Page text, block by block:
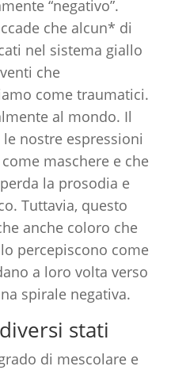
“negativo”.
che alcun* di
nel sistema giallo
che
come traumatici.
al mondo. Il
nostre espressioni
maschere e che
la prosodia e
Tuttavia, questo
anche coloro che
percepiscono come
a loro volta verso
spirale negativa.
stati
di mescolare e